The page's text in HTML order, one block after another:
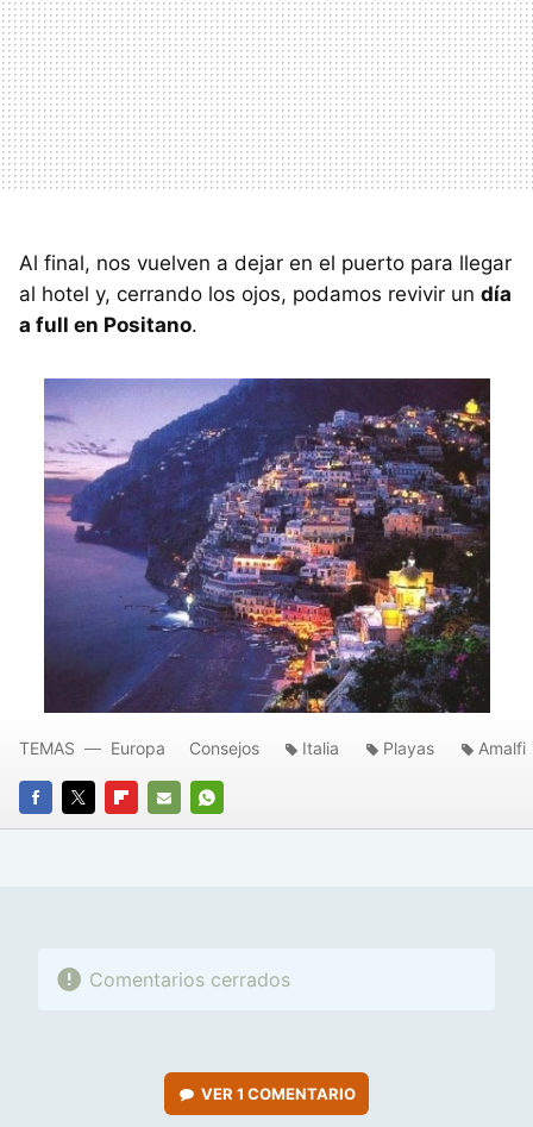
Al final, nos vuelven a dejar en el puerto para llegar
al hotel y, cerrando los ojos, podamos revivir un día
a full en Positano.
FACEBOOK
TWITTERFLIPBOARD
E-
WHATSAPP
TEMAS Europa Consejos Italia Playas Amalfi
Comentarios cerrados
VER 1 COMENTARIO